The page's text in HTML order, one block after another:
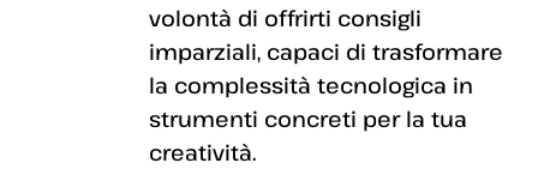
volontà di offrirti consigli
imparziali, capaci di trasformare
la complessità tecnologica in
strumenti concreti per la tua
creatività.